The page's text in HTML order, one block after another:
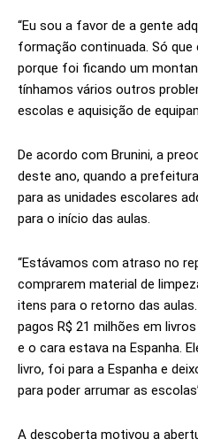
“Eu sou a favor de a gente
formação continuada. Só que
porque foi ficando um
tínhamos vários outros
escolas e aquisição de
De acordo com Brunini, a
deste ano, quando a
para as unidades escolares
para o início das aulas.
“Estávamos com atraso no
comprarem material de
itens para o retorno das
pagos R$ 21 milhões em
e o cara estava na Espanha.
livro, foi para a Espanha e
para poder arrumar as
A descoberta motivou a